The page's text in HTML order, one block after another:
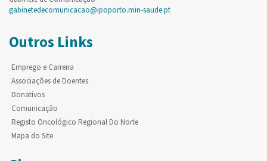
gabinetedecomunicacao@ipoporto.min-saude.pt
Outros Links
Emprego e Carreira
Associações de Doentes
Donativos
Comunicação
Registo Oncológico Regional Do Norte
Mapa do Site